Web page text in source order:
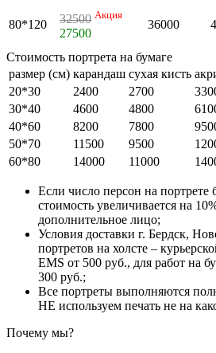
80*120 32500 Акция
27500
36000
Стоимость портрета на бумаге
размер (см) карандаш сухая кисть
20*30
2400 2700
30*40
4600 4800
40*60
8200 7800
50*70
11500 9500
60*80
14000 11000
Если число персон на портрете
стоимость увеличивается на
дополнительное лицо;
Условия доставки г. Бердск,
портретов на холсте –
EMS от 500 руб., для работ на
300 руб.;
Все портреты выполняются
НЕ используем печать не на
Почему мы?